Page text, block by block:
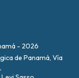
- 2026
de Panamá, Vía